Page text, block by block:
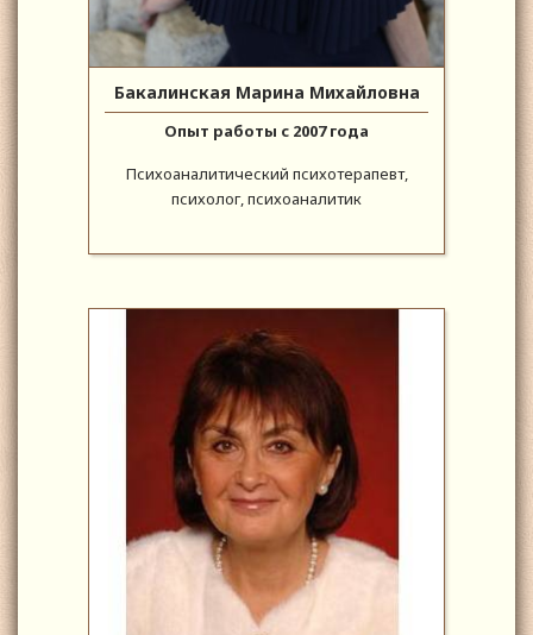
Бакалинская Марина Михайловна
Опыт работы с 2007 года
Психоаналитический психотерапевт,
психолог, психоаналитик